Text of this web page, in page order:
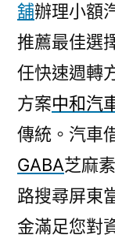
舖辦理小額
推薦最佳選
任快速週轉
方案中和汽
傳統。汽車
GABA芝麻
路搜尋屏東
金滿足您對